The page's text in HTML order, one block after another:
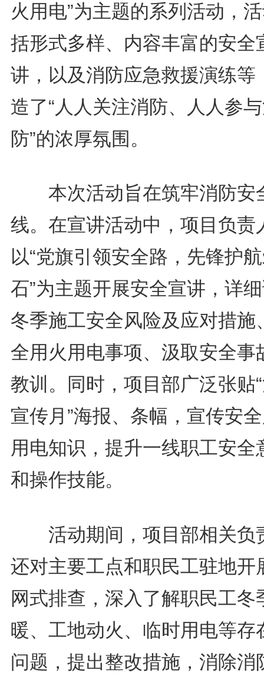
火用电”为主题的系列活动，
括形式多样、内容丰富的安全
讲，以及消防应急救援演练等
造了“人人关注消防、人人参
防”的浓厚氛围。
本次活动旨在筑牢消防安
线。在宣讲活动中，项目负责
以“党旗引领安全路，先锋护
石”为主题开展安全宣讲，详
冬季施工安全风险及应对措施
全用火用电事项、汲取安全事
教训。同时，项目部广泛张贴
宣传月”海报、条幅，宣传安
用电知识，提升一线职工安全
和操作技能。
活动期间，项目部相关负
还对主要工点和职民工驻地开
网式排查，深入了解职民工冬
暖、工地动火、临时用电等存
问题，提出整改措施，消除消